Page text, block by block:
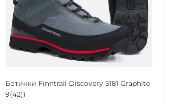
Ботинки Finntrail Discovery 5181 Graphite
9(42))